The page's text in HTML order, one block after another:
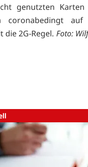
genutzten
coronabedingt auf
2G-Regel. Foto: